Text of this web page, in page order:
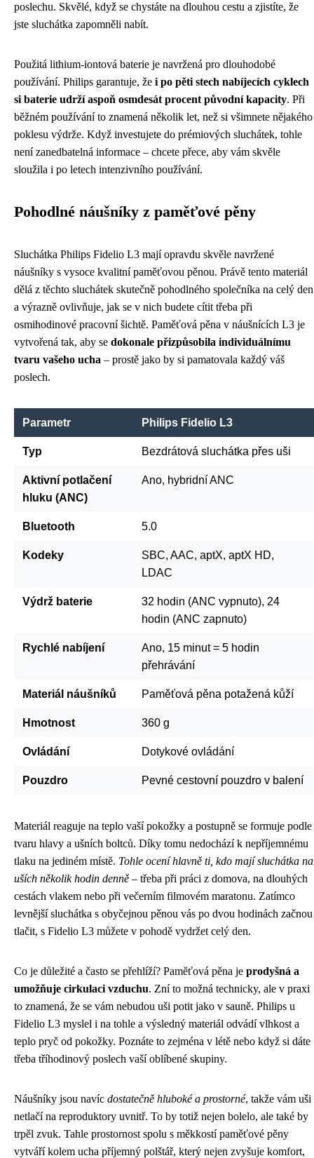
poslechu. Skvělé, když se chystáte na dlouhou cestu a zjistíte, že
jste sluchátka zapomněli nabít.
Použitá lithium-iontová baterie je navržená pro dlouhodobé
používání. Philips garantuje, že i po pěti stech nabíjecích cyklech
si baterie udrží aspoň osmdesát procent původní kapacity. Při
běžném používání to znamená několik let, než si všimnete nějakého
poklesu výdrže. Když investujete do prémiových sluchátek, tohle
není zanedbatelná informace – chcete přece, aby vám skvěle
sloužila i po letech intenzivního používání.
Pohodlné náušníky z paměťové pěny
Sluchátka Philips Fidelio L3 mají opravdu skvěle navržené
náušníky s vysoce kvalitní paměťovou pěnou. Právě tento materiál
dělá z těchto sluchátek skutečně pohodlného společníka na celý den
a výrazně ovlivňuje, jak se v nich budete cítit třeba při
osmihodinové pracovní šichtě. Paměťová pěna v náušnících L3 je
vytvořená tak, aby se dokonale přizpůsobila individuálnímu
tvaru vašeho ucha – prostě jako by si pamatovala každý váš
poslech.
Parametr Philips Fidelio L3
Typ Bezdrátová sluchátka přes uši
Aktivní potlačení
hluku (ANC)
Ano, hybridní ANC
Bluetooth 5.0
Kodeky
SBC, AAC, aptX, aptX HD,
LDAC
Výdrž baterie
32 hodin (ANC vypnuto), 24
hodin (ANC zapnuto)
Rychlé nabíjení
Ano, 15 minut = 5 hodin
přehrávání
Materiál náušníků Paměťová pěna potažená kůží
Hmotnost 360 g
Ovládání Dotykové ovládání
Pouzdro Pevné cestovní pouzdro v balení
Materiál reaguje na teplo vaší pokožky a postupně se formuje podle
tvaru hlavy a ušních boltců. Díky tomu nedochází k nepříjemnému
tlaku na jediném místě. Tohle ocení hlavně ti, kdo mají sluchátka na
uších několik hodin denně – třeba při práci z domova, na dlouhých
cestách vlakem nebo při večerním filmovém maratonu. Zatímco
levnější sluchátka s obyčejnou pěnou vás po dvou hodinách začnou
tlačit, s Fidelio L3 můžete v pohodě vydržet celý den.
Co je důležité a často se přehlíží? Paměťová pěna je prodyšná a
umožňuje cirkulaci vzduchu. Zní to možná technicky, ale v praxi
to znamená, že se vám nebudou uši potit jako v sauně. Philips u
Fidelio L3 myslel i na tohle a výsledný materiál odvádí vlhkost a
teplo pryč od pokožky. Poznáte to zejména v létě nebo když si dáte
třeba tříhodinový poslech vaší oblíbené skupiny.
Náušníky jsou navíc dostatečně hluboké a prostorné, takže vám uši
netlačí na reproduktory uvnitř. To by totiž nejen bolelo, ale také by
trpěl zvuk. Tahle prostornost spolu s měkkostí paměťové pěny
vytváří kolem ucha příjemný polštář, který nejen zvyšuje komfort,